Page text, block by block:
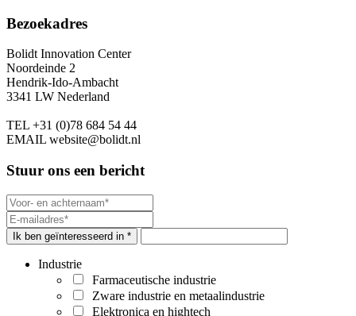
Bezoekadres
Bolidt Innovation Center
Noordeinde 2
Hendrik-Ido-Ambacht
3341 LW Nederland
TEL +31 (0)78 684 54 44
EMAIL website@bolidt.nl
Stuur ons een bericht
Ik ben geïnteresseerd in *
Industrie
Farmaceutische industrie
Zware industrie en metaalindustrie
Elektronica en hightech